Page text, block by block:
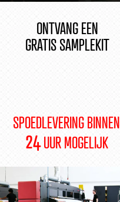
ONTVANG EEN
GRATIS SAMPLEKIT
SPOEDLEVERING BINNEN
24UUR MOGELIJK